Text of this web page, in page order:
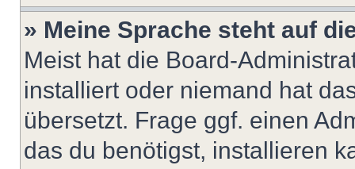
» Meine Sprache steht auf
Meist hat die Board-
installiert oder niemand hat
übersetzt. Frage ggf. einen
das du benötigst, installieren